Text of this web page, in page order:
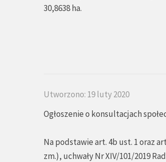
30,8638 ha.
Utworzono: 19 luty 2020
Ogłoszenie o konsultacjach
Na podstawie art. 4b ust. 1 oraz
zm.), uchwały Nr XIV/101/2019